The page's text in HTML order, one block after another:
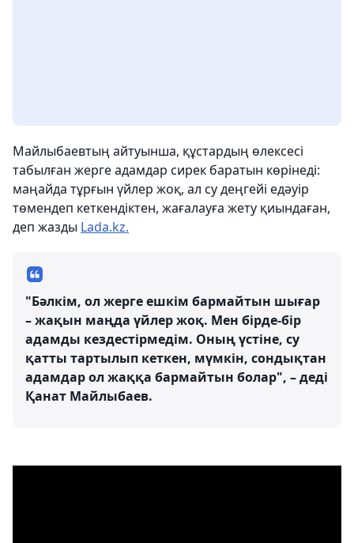
Майлыбаевтың айтуынша, құстардың өлексесі
табылған жерге адамдар сирек баратын көрінеді:
маңайда тұрғын үйлер жоқ, ал су деңгейі едәуір
төмендеп кеткендіктен, жағалауға жету қиындаған,
деп жазды Lada.kz.
"Бәлкім, ол жерге ешкім бармайтын шығар
– жақын маңда үйлер жоқ. Мен бірде-бір
адамды кездестірмедім. Оның үстіне, су
қатты тартылып кеткен, мүмкін, сондықтан
адамдар ол жаққа бармайтын болар", – деді
Қанат Майлыбаев.